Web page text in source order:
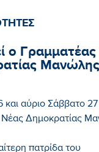
ο
Μανώλης
αύριο Σάββατο 27
Νέας Δημοκρατίας
πατρίδα του